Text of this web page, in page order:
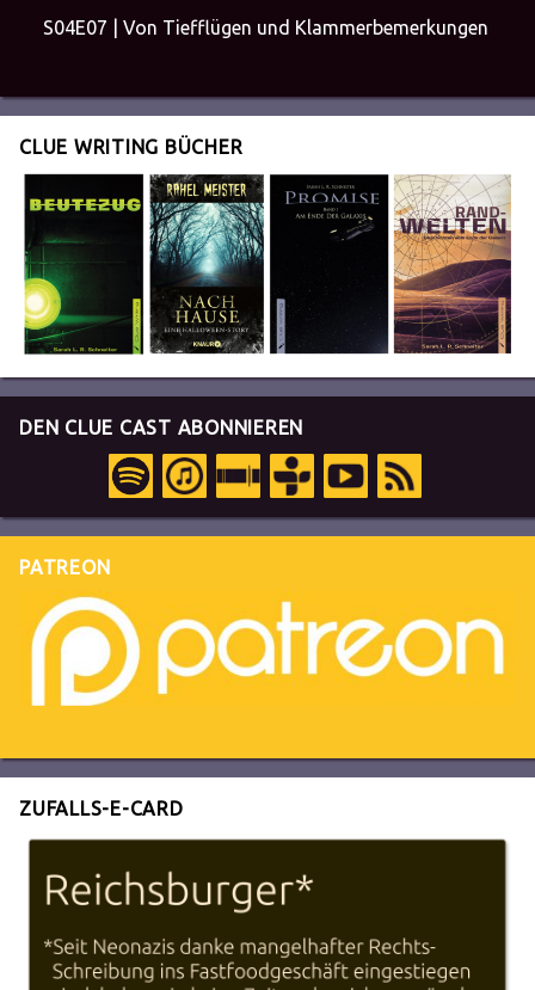
S04E07 | Von Tiefflügen und Klammerbemerkungen
CLUE WRITING BÜCHER
DEN CLUE CAST ABONNIEREN
PATREON
ZUFALLS-E-CARD